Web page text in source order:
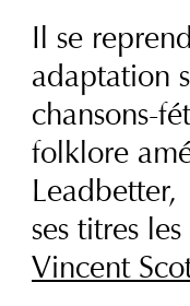
Il se
adaptation
chansons-
folklore
Leadbetter,
ses titres
Vincent